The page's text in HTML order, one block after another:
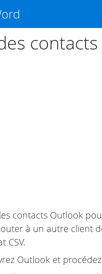
contacts Outlook
à un autre client
CSV.
Outlook et